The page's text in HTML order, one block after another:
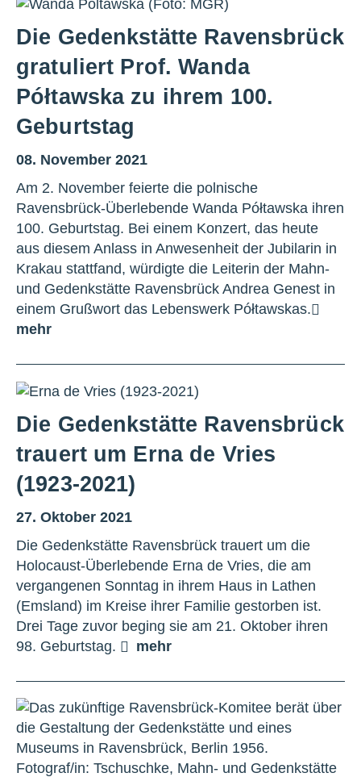
Die Gedenkstätte Ravensbrück
gratuliert Prof. Wanda
Półtawska zu ihrem 100.
Geburtstag
08. November 2021
Am 2. November feierte die polnische
Ravensbrück-Überlebende Wanda Półtawska ihren
100. Geburtstag. Bei einem Konzert, das heute
aus diesem Anlass in Anwesenheit der Jubilarin in
Krakau stattfand, würdigte die Leiterin der Mahn-
und Gedenkstätte Ravensbrück Andrea Genest in
einem Grußwort das Lebenswerk Półtawskas.
mehr
Die Gedenkstätte Ravensbrück
trauert um Erna de Vries
(1923-2021)
27. Oktober 2021
Die Gedenkstätte Ravensbrück trauert um die
Holocaust-Überlebende Erna de Vries, die am
vergangenen Sonntag in ihrem Haus in Lathen
(Emsland) im Kreise ihrer Familie gestorben ist.
Drei Tage zuvor beging sie am 21. Oktober ihren
98. Geburtstag.
mehr